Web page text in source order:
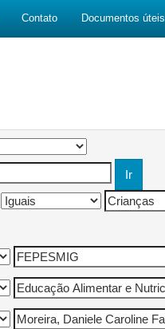
Contato Documentos úteis